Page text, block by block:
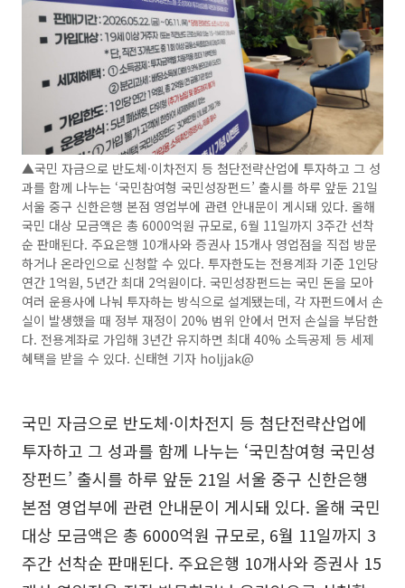
▲국민 자금으로 반도체·이차전지 등 첨단전략산업에 투자하고 그 성
과를 함께 나누는 ‘국민참여형 국민성장펀드’ 출시를 하루 앞둔 21일
서울 중구 신한은행 본점 영업부에 관련 안내문이 게시돼 있다. 올해
국민 대상 모금액은 총 6000억원 규모로, 6월 11일까지 3주간 선착
순 판매된다. 주요은행 10개사와 증권사 15개사 영업점을 직접 방문
하거나 온라인으로 신청할 수 있다. 투자한도는 전용계좌 기준 1인당
연간 1억원, 5년간 최대 2억원이다. 국민성장펀드는 국민 돈을 모아
여러 운용사에 나눠 투자하는 방식으로 설계됐는데, 각 자펀드에서 손
실이 발생했을 때 정부 재정이 20% 범위 안에서 먼저 손실을 부담한
다. 전용계좌로 가입해 3년간 유지하면 최대 40% 소득공제 등 세제
혜택을 받을 수 있다. 신태현 기자 holjjak@
국민 자금으로 반도체·이차전지 등 첨단전략산업에
투자하고 그 성과를 함께 나누는 ‘국민참여형 국민성
장펀드’ 출시를 하루 앞둔 21일 서울 중구 신한은행
본점 영업부에 관련 안내문이 게시돼 있다. 올해 국민
대상 모금액은 총 6000억원 규모로, 6월 11일까지 3
주간 선착순 판매된다. 주요은행 10개사와 증권사 15